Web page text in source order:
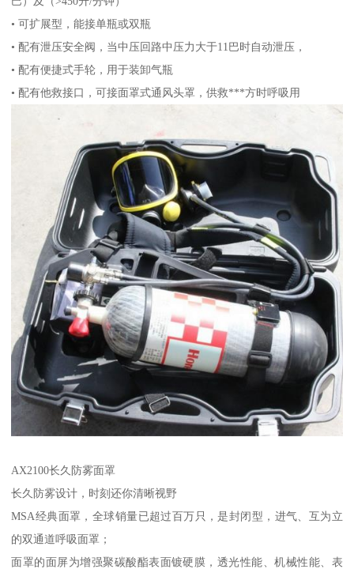
• 可扩展型，能接单瓶或双瓶
• 配有泄压安全阀，当中压回路中压力大于11巴时自动泄压，
• 配有便捷式手轮，用于装卸气瓶
• 配有他救接口，可接面罩式通风头罩，供救***方时呼吸用
AX2100长久防雾面罩
长久防雾设计，时刻还你清晰视野
MSA经典面罩，全球销量已超过百万只，是封闭型，进气、互为立
的双通道呼吸面罩；
面罩的面屏为增强聚碳酸酯表面镀硬膜，透光性能、机械性能、表